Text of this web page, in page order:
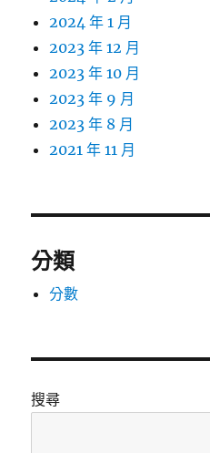
2024 年 1 月
2023 年 12 月
2023 年 10 月
2023 年 9 月
2023 年 8 月
2021 年 11 月
分類
分數
搜尋